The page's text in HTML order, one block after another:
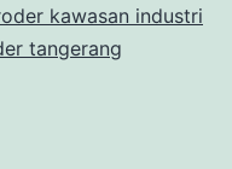
kawasan industri
tangerang